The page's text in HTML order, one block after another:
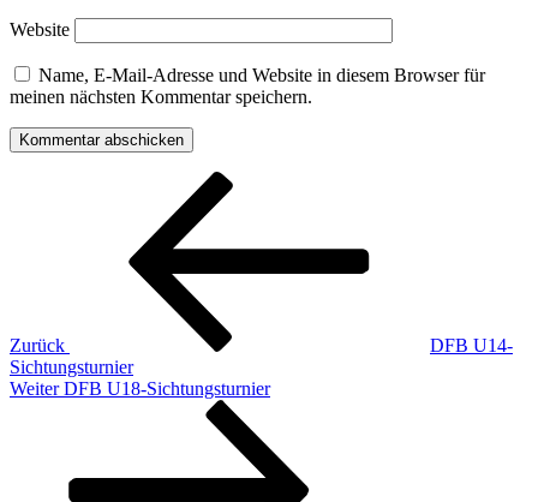
Website
Name, E-Mail-Adresse und Website in diesem Browser für
meinen nächsten Kommentar speichern.
Beitragsnavigation
Zurück
DFB U14-
Sichtungsturnier
Nächster
Weiter DFB U18-Sichtungsturnier